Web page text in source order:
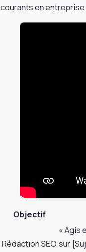
courants en
Objectif
Rédaction SEO
« Agis
sur